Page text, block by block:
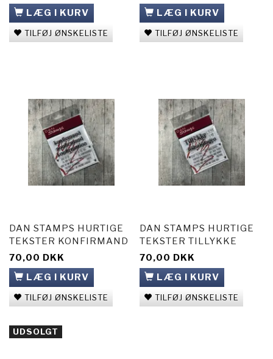
LÆG I KURV
TILFØJ ØNSKELISTE
LÆG I KURV
TILFØJ ØNSKELISTE
DAN STAMPS HURTIGE
TEKSTER KONFIRMAND
70,00 DKK
LÆG I KURV
TILFØJ ØNSKELISTE
DAN STAMPS HURTIGE
TEKSTER TILLYKKE
70,00 DKK
LÆG I KURV
TILFØJ ØNSKELISTE
UDSOLGT